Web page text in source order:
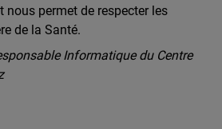
nous permet de respecter les
de la Santé.
Informatique du Centre